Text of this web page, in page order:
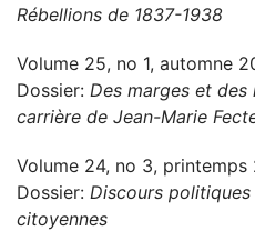
Rébellions de 1837-1938
Volume 25, no 1, automne
Dossier: Des marges et des
carrière de Jean-Marie
Volume 24, no 3, printemps
Dossier: Discours
citoyennes